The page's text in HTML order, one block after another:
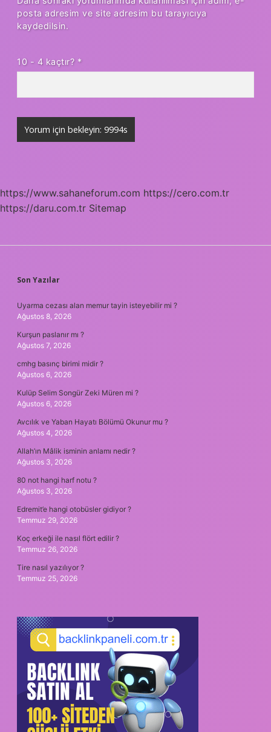
posta adresim ve site adresim bu tarayıcıya
kaydedilsin.
10 - 4 kaçtır? *
https://www.sahaneforum.com https://cero.com.tr
https://daru.com.tr Sitemap
SIDEBAR
Son Yazılar
Uyarma cezası alan memur tayin isteyebilir mi ?
Ağustos 8, 2026
Kurşun paslanır mı ?
Ağustos 7, 2026
cmhg basınç birimi midir ?
Ağustos 6, 2026
Kulüp Selim Songür Zeki Müren mi ?
Ağustos 6, 2026
Avcılık ve Yaban Hayatı Bölümü Okunur mu ?
Ağustos 4, 2026
Allah’ın Mâlik isminin anlamı nedir ?
Ağustos 3, 2026
80 not hangi harf notu ?
Ağustos 3, 2026
Edremit’e hangi otobüsler gidiyor ?
Temmuz 29, 2026
Koç erkeği ile nasıl flört edilir ?
Temmuz 26, 2026
Tire nasıl yazılıyor ?
Temmuz 25, 2026